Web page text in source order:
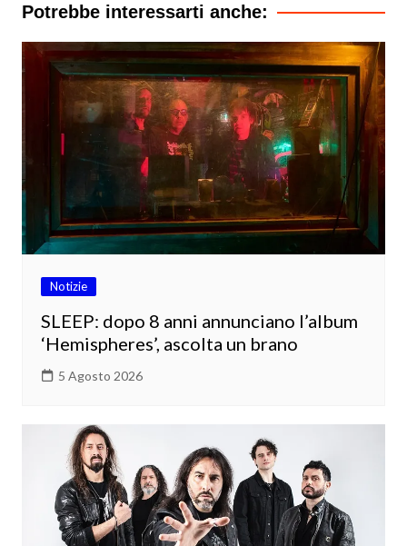
Potrebbe interessarti anche:
Notizie
SLEEP: dopo 8 anni annunciano l’album
‘Hemispheres’, ascolta un brano
5 Agosto 2026